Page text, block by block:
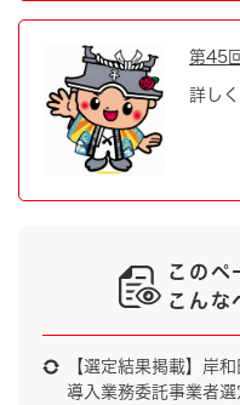
第45
詳し
このペ
こんな
【選定結果掲載】岸
導入業務委託事業者